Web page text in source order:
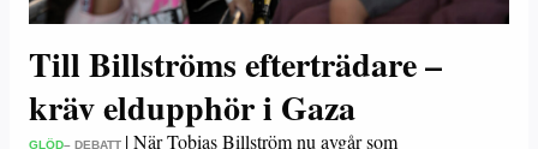
Till Billströms efterträdare –
kräv eldupphör i Gaza
GLÖD– DEBATT |När Tobias Billström nu avgår som